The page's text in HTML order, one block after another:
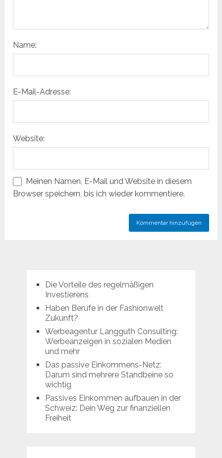
Name:
E-Mail-Adresse:
Website:
Meinen Namen, E-Mail und Website in diesem
Browser speichern, bis ich wieder kommentiere.
Die Vorteile des regelmäßigen
Investierens
Haben Berufe in der Fashionwelt
Zukunft?
Werbeagentur Langguth Consulting:
Werbeanzeigen in sozialen Medien
und mehr
Das passive Einkommens-Netz:
Darum sind mehrere Standbeine so
wichtig
Passives Einkommen aufbauen in der
Schweiz: Dein Weg zur finanziellen
Freiheit